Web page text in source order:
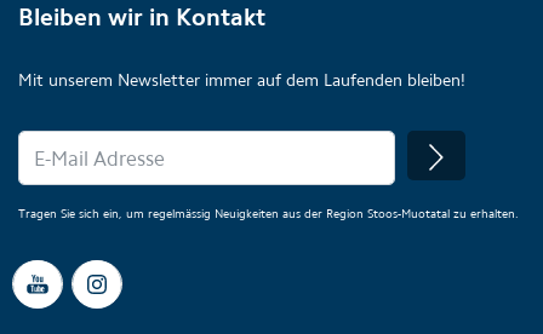
Bleiben wir in Kontakt
Mit unserem Newsletter immer auf dem Laufenden bleiben!
Tragen Sie sich ein, um regelmässig Neuigkeiten aus der Region Stoos-Muotatal zu erhalten.